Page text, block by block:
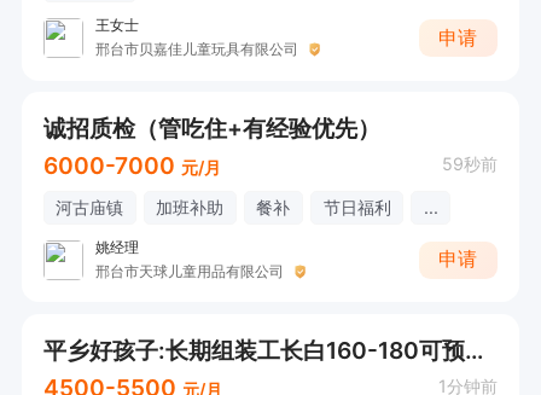
王女士
邢台市贝嘉佳儿童玩具有限公司
申请
诚招质检（管吃住+有经验优先）
6000-7000 元/月 59秒前
河古庙镇 加班补助 餐补 节日福利 ...
姚经理
邢台市天球儿童用品有限公司
申请
平乡好孩子:长期组装工长白160-180可预支工资提供吃住
4500-5500 元/月 1分钟前